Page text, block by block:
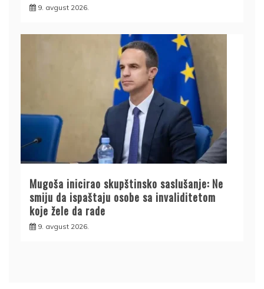
9. avgust 2026.
Mugoša inicirao skupštinsko saslušanje: Ne
smiju da ispaštaju osobe sa invaliditetom
koje žele da rade
9. avgust 2026.